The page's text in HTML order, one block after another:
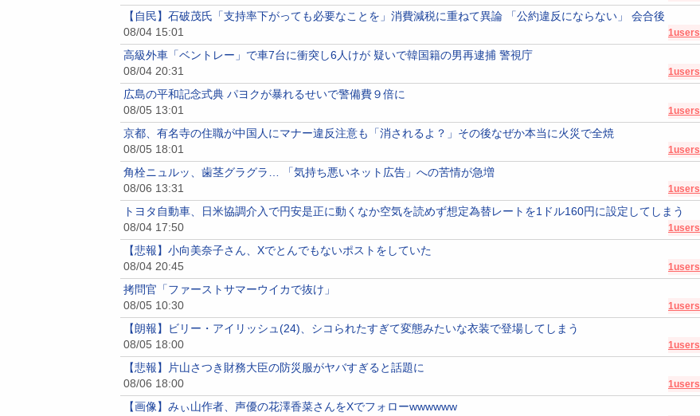
【自民】石破茂氏「支持率下がっても必要なことを」消費減税に重ねて異論 「公約違反にならない」 会合後
08/04 15:01
1users
高級外車「ベントレー」で車7台に衝突し6人けが 疑いで韓国籍の男再逮捕 警視庁
08/04 20:31
1users
広島の平和記念式典 パヨクが暴れるせいで警備費９倍に
08/05 13:01
1users
京都、有名寺の住職が中国人にマナー違反注意も「消されるよ？」その後なぜか本当に火災で全焼
08/05 18:01
1users
角栓ニュルッ、歯茎グラグラ… 「気持ち悪いネット広告」への苦情が急増
08/06 13:31
1users
トヨタ自動車、日米協調介入で円安是正に動くなか空気を読めず想定為替レートを1ドル160円に設定してしまう
08/04 17:50
1users
【悲報】小向美奈子さん、Xでとんでもないポストをしていた
08/04 20:45
1users
拷問官「ファーストサマーウイカで抜け」
08/05 10:30
1users
【朗報】ビリー・アイリッシュ(24)、シコられたすぎて変態みたいな衣装で登場してしまう
08/05 18:00
1users
【悲報】片山さつき財務大臣の防災服がヤバすぎると話題に
08/06 18:00
1users
【画像】みぃ山作者、声優の花澤香菜さんをXでフォローwwwwww